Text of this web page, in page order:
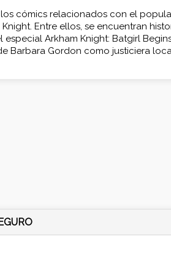
cómics relacionados con el
Knight. Entre ellos, se encuentran
especial Arkham Knight: Batgirl
Barbara Gordon como justiciera